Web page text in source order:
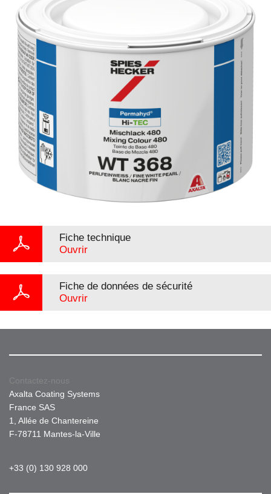
Fiche technique
Ouvrir
Fiche de données de sécurité
Ouvrir
Contactez-nous
Axalta Coating Systems
France SAS
1, Allée de Chantereine
F-78711 Mantes-la-Ville
+33 (0) 130 928 000